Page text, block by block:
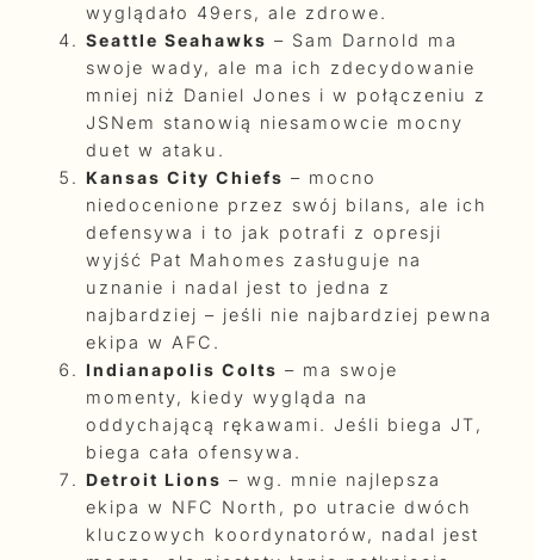
wyglądało 49ers, ale zdrowe.
Seattle Seahawks – Sam Darnold ma
swoje wady, ale ma ich zdecydowanie
mniej niż Daniel Jones i w połączeniu z
JSNem stanowią niesamowcie mocny
duet w ataku.
Kansas City Chiefs – mocno
niedocenione przez swój bilans, ale ich
defensywa i to jak potrafi z opresji
wyjść Pat Mahomes zasługuje na
uznanie i nadal jest to jedna z
najbardziej – jeśli nie najbardziej pewna
ekipa w AFC.
Indianapolis Colts – ma swoje
momenty, kiedy wygląda na
oddychającą rękawami. Jeśli biega JT,
biega cała ofensywa.
Detroit Lions – wg. mnie najlepsza
ekipa w NFC North, po utracie dwóch
kluczowych koordynatorów, nadal jest